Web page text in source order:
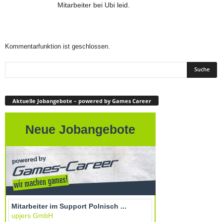
Mitarbeiter bei Ubi leid.
Kommentarfunktion ist geschlossen.
Aktuelle Jobangebote – powered by Games Career